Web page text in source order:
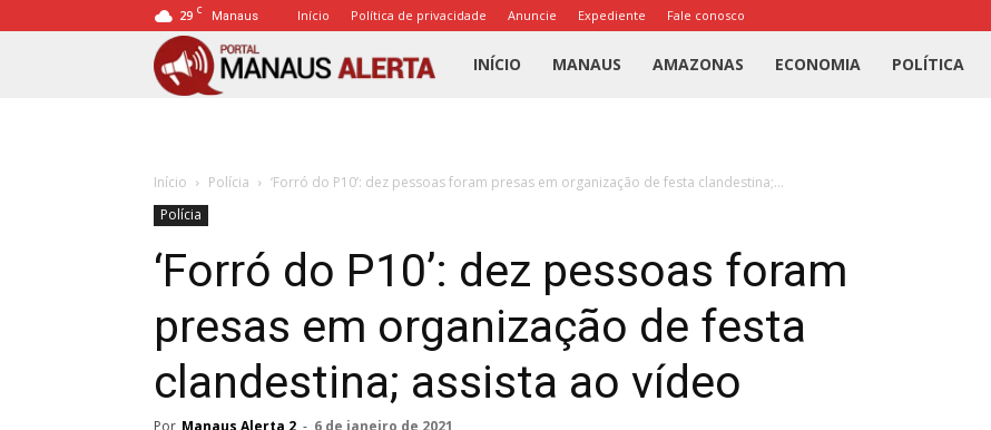
29 C Manaus Início Política de privacidade Anuncie Expediente Fale conosco
Portal
Alerta
INÍCIO MANAUS AMAZONAS ECONOMIA POLÍTICA
Início Polícia
‘Forró do P10’: dez pessoas foram presas em organização de festa clandestina;...
Polícia
‘Forró do P10’: dez pessoas foram
presas em organização de festa
clandestina; assista ao vídeo
Por Manaus Alerta 2 - 6 de janeiro de 2021